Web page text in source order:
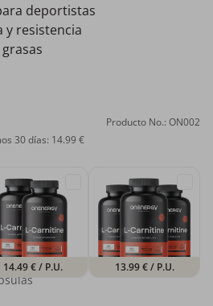
deportistas
y resistencia
Producto No.: ON002
30 días: 14.99 €
14.49 €/ P.U. 13.99 €/ P.U.